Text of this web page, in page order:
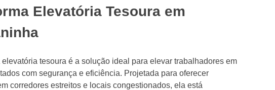
Elevatória Tesoura em
elevatória tesoura é a solução ideal para elevar trabalhadores em
com segurança e eficiência. Projetada para oferecer
corredores estreitos e locais congestionados, ela está